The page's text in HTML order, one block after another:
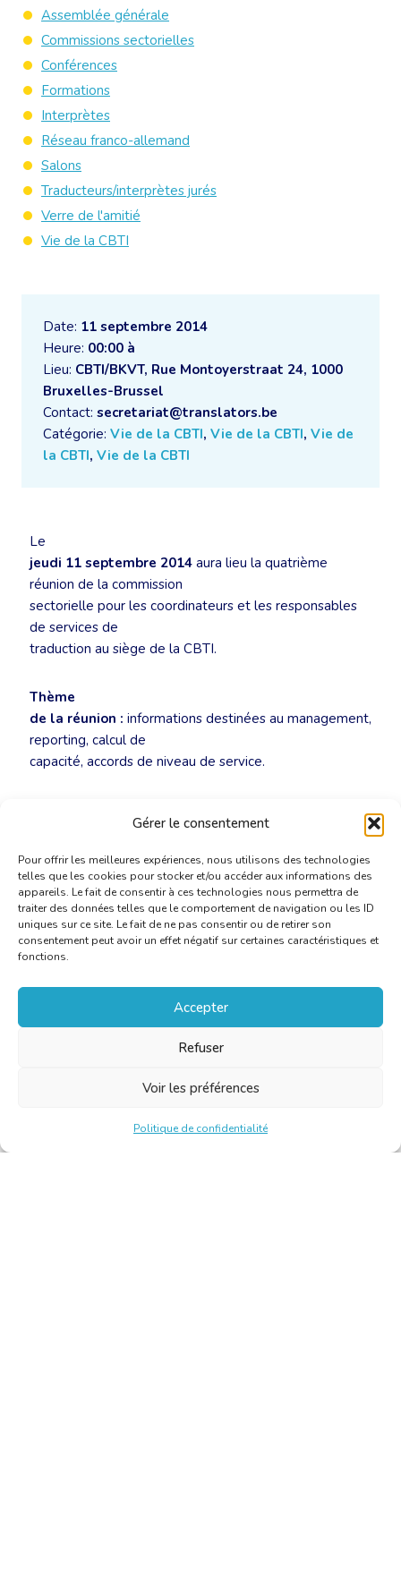
Gérer le consentement
Pour offrir les meilleures expériences, nous utilisons des technologies
telles que les cookies pour stocker et/ou accéder aux informations des
appareils. Le fait de consentir à ces technologies nous permettra de
traiter des données telles que le comportement de navigation ou les ID
uniques sur ce site. Le fait de ne pas consentir ou de retirer son
consentement peut avoir un effet négatif sur certaines caractéristiques et
fonctions.
Accepter
Refuser
Voir les préférences
Politique de confidentialité
Date: 11 septembre 2014
Heure: 00:00 à
Lieu: CBTI/BKVT, Rue Montoyerstraat 24, 1000
Bruxelles-Brussel
Contact: secretariat@translators.be
Catégorie: Vie de la CBTI, Vie de la CBTI, Vie de
la CBTI, Vie de la CBTI
Le
jeudi 11 septembre 2014 aura lieu la quatrième
réunion de la commission
sectorielle pour les coordinateurs et les responsables
de services de
traduction au siège de la CBTI.
Thème
de la réunion : informations destinées au management,
reporting, calcul de
capacité, accords de niveau de service.
Assemblée générale
Commissions sectorielles
Conférences
Formations
Interprètes
Réseau franco-allemand
Salons
Traducteurs/interprètes jurés
Verre de l'amitié
Vie de la CBTI